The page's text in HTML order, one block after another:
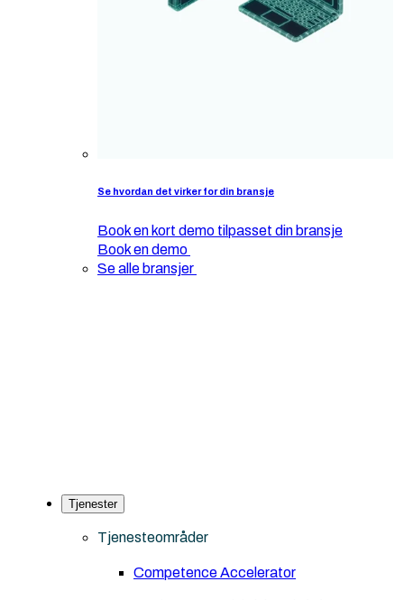
Se hvordan det virker for din bransje
Book en kort demo tilpasset din bransje
Book en demo
Se alle bransjer
Tjenester
Tjenesteområder
Competence Accelerator